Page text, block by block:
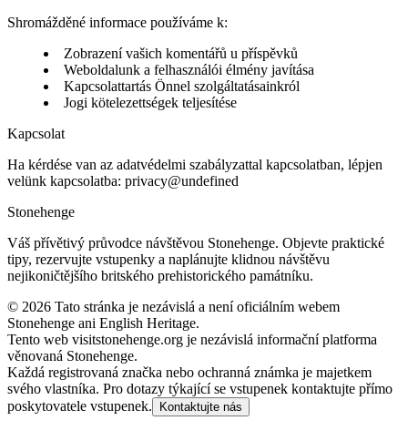
Shromážděné informace používáme k:
Zobrazení vašich komentářů u příspěvků
Weboldalunk a felhasználói élmény javítása
Kapcsolattartás Önnel szolgáltatásainkról
Jogi kötelezettségek teljesítése
Kapcsolat
Ha kérdése van az adatvédelmi szabályzattal kapcsolatban, lépjen
velünk kapcsolatba: privacy@undefined
Stonehenge
Váš přívětivý průvodce návštěvou Stonehenge. Objevte praktické
tipy, rezervujte vstupenky a naplánujte klidnou návštěvu
nejikoničtějšího britského prehistorického památníku.
© 2026 Tato stránka je nezávislá a není oficiálním webem
Stonehenge ani English Heritage.
Tento web visitstonehenge.org je nezávislá informační platforma
věnovaná Stonehenge.
Každá registrovaná značka nebo ochranná známka je majetkem
svého vlastníka. Pro dotazy týkající se vstupenek kontaktujte přímo
poskytovatele vstupenek.
Kontaktujte nás